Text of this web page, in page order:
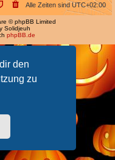
den
zu
Alle Zeiten sindUTC+02:00
© phpBB Limited
Solidjeuh
phpBB.de